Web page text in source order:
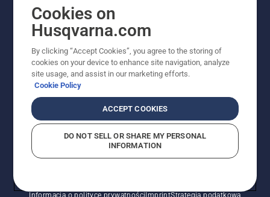
PROFESJONALISTA
Informacja o polityce prywatnościImprintStrategia podatkowa
Cookies on
Husqvarna.com
By clicking “Accept Cookies”, you agree to the storing of
cookies on your device to enhance site navigation, analyze
site usage, and assist in our marketing efforts.
Cookie Policy
ACCEPT COOKIES
DO NOT SELL OR SHARE MY PERSONAL
INFORMATION